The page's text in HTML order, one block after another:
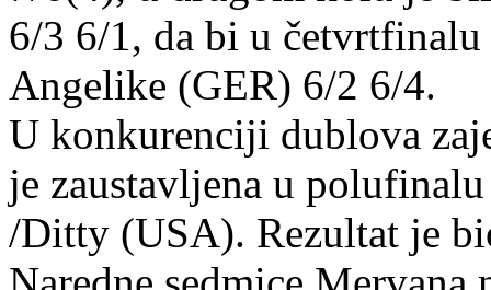
6/3 6/1, da bi u četvrtfinalu
Angelike (GER) 6/2 6/4.
U konkurenciji dublova
je zaustavljena u
/Ditty (USA). Rezultat je